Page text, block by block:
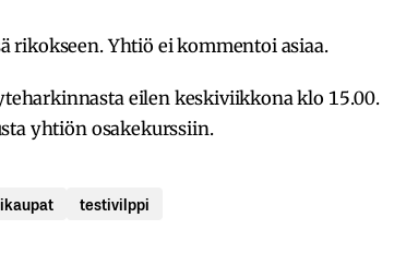
rikokseen. Yhtiö ei kommentoi asiaa.
eilen keskiviikkona klo 15.00.
yhtiön osakekurssiin.
testivilppi